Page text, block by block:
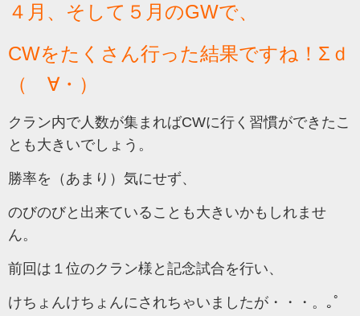
４月、そして５月のGWで、
CWをたくさん行った結果ですね！Σｄ
（ゝ∀・）
クラン内で人数が集まればCWに行く習慣ができたこ
とも大きいでしょう。
勝率を（あまり）気にせず、
のびのびと出来ていることも大きいかもしれませ
ん。
前回は１位のクラン様と記念試合を行い、
けちょんけちょんにされちゃいましたが・・・。｡ﾟ